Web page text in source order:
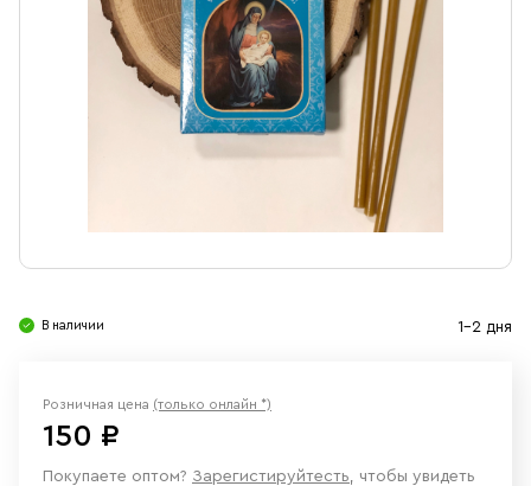
Ювелирные изделия
В наличии 1-2 дня
Розничная цена (только онлайн *)
150 ₽
Покупаете оптом? Зарегистируйтесть, чтобы увидеть